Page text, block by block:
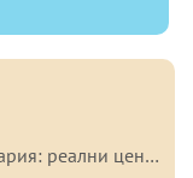
Пазарът на недвижими имоти в България: реални цени и тенденции на 2026 г.